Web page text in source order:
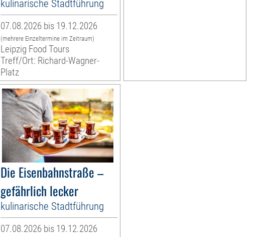
kulinarische Stadtführung
07.08.2026 bis 19.12.2026
(mehrere Einzeltermine im Zeitraum)
Leipzig Food Tours
Treff/Ort: Richard-Wagner-
Platz
Die Eisenbahnstraße –
gefährlich lecker
kulinarische Stadtführung
07.08.2026 bis 19.12.2026